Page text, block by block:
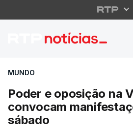
Poder e
MUNDO
Poder e oposição na
convocam
sábado